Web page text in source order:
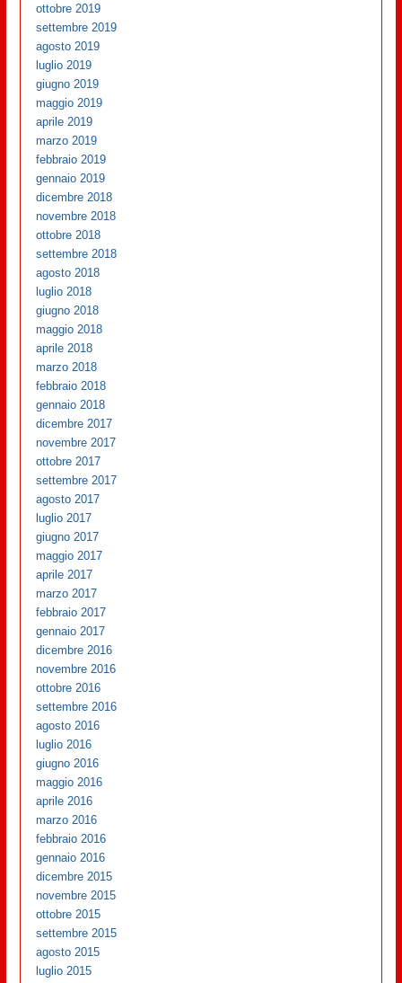
ottobre 2019
settembre 2019
agosto 2019
luglio 2019
giugno 2019
maggio 2019
aprile 2019
marzo 2019
febbraio 2019
gennaio 2019
dicembre 2018
novembre 2018
ottobre 2018
settembre 2018
agosto 2018
luglio 2018
giugno 2018
maggio 2018
aprile 2018
marzo 2018
febbraio 2018
gennaio 2018
dicembre 2017
novembre 2017
ottobre 2017
settembre 2017
agosto 2017
luglio 2017
giugno 2017
maggio 2017
aprile 2017
marzo 2017
febbraio 2017
gennaio 2017
dicembre 2016
novembre 2016
ottobre 2016
settembre 2016
agosto 2016
luglio 2016
giugno 2016
maggio 2016
aprile 2016
marzo 2016
febbraio 2016
gennaio 2016
dicembre 2015
novembre 2015
ottobre 2015
settembre 2015
agosto 2015
luglio 2015